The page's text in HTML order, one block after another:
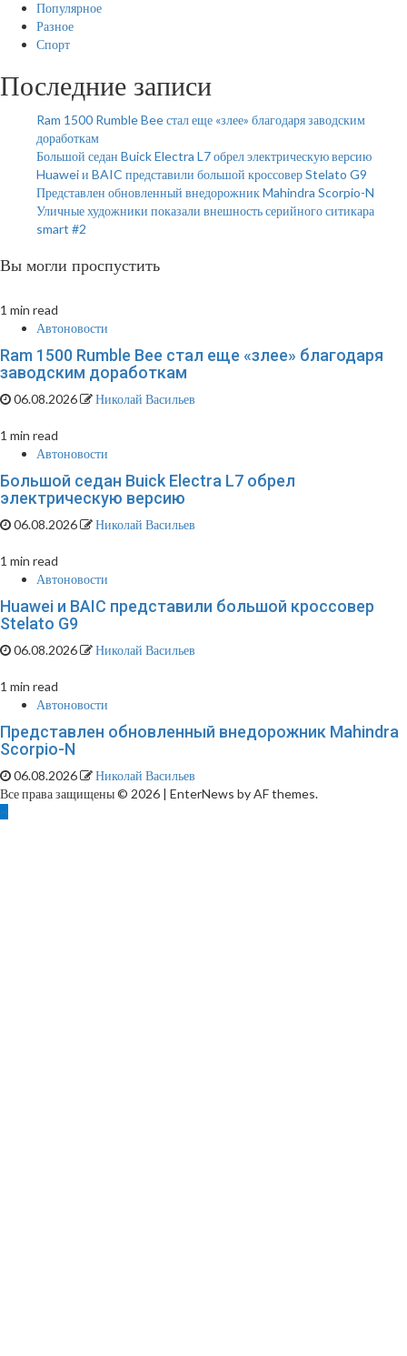
Популярное
Разное
Спорт
Последние записи
Ram 1500 Rumble Bee стал еще «злее» благодаря заводским
доработкам
Большой седан Buick Electra L7 обрел электрическую версию
Huawei и BAIC представили большой кроссовер Stelato G9
Представлен обновленный внедорожник Mahindra Scorpio-N
Уличные художники показали внешность серийного ситикара
smart #2
Вы могли проспустить
1 min read
Автоновости
Ram 1500 Rumble Bee стал еще «злее» благодаря
заводским доработкам
06.08.2026 Николай Васильев
1 min read
Автоновости
Большой седан Buick Electra L7 обрел
электрическую версию
06.08.2026 Николай Васильев
1 min read
Автоновости
Huawei и BAIC представили большой кроссовер
Stelato G9
06.08.2026 Николай Васильев
1 min read
Автоновости
Представлен обновленный внедорожник Mahindra
Scorpio-N
06.08.2026
Николай Васильев
Все права защищены © 2026 | EnterNews by AF themes.